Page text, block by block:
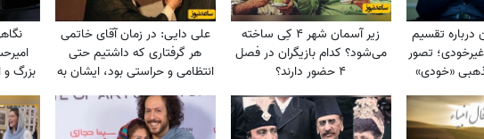
درباره تقسیم
تصور
«خودی»
و ...
زیر آسمان شهر 4 کِی ساخته
می‌شود؟ کدام بازیگران در فصل
4 حضور دارند؟
علی دایی: در زمان آقای خاتمی
هر گرفتاری‌ که داشتیم حتی
انتظامی و حراستی بود، ایشان به
راحتی حل می‌کردند درباره پاداش
هم به تمام قولشان عمل کردند
و...
بزرگ
را
بهش